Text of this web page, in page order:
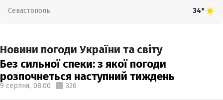
Севастополь 34°
Новини погоди України та світу
Без сильної спеки: з якої погоди
розпочнеться наступний тиждень
9 серпня, 08:00 326